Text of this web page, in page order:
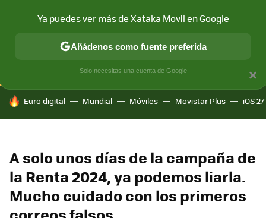
CONECTIVIDAD MÓVIL Y SOCIEDAD APLICACIONES
HOY SE HABLA DE
Euro digital Mundial Móviles Movistar Plus iOS 27
A solo unos días de la campaña de
la Renta 2024, ya podemos liarla.
Mucho cuidado con los primeros
×
Ya puedes ver más de Xataka Movil en Google
Añádenos como fuente preferida
Solo necesitas una cuenta de Google